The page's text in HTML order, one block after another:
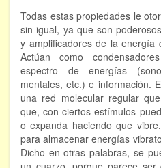
Todas estas propiedades le
sin igual, ya que son
y amplificadores de la energía
Actúan como
espectro de energías
mentales, etc.) e información.
una red molecular regular
que, con ciertos estímulos
o expanda haciendo que
para almacenar energías
Dicho en otras palabras, se